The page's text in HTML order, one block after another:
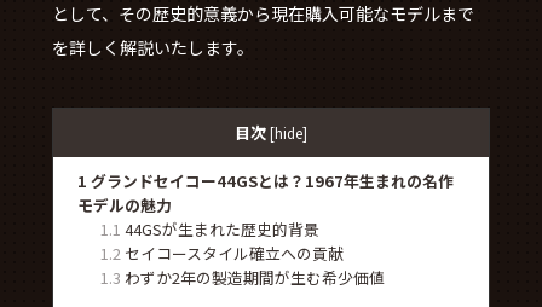
として、その歴史的意義から現在購入可能なモデルまで
を詳しく解説いたします。
目次 [hide]
1 グランドセイコー44GSとは？1967年生まれの名作
モデルの魅力
1.1 44GSが生まれた歴史的背景
1.2セイコースタイル確立への貢献
1.3 わずか2年の製造期間が生む希少価値